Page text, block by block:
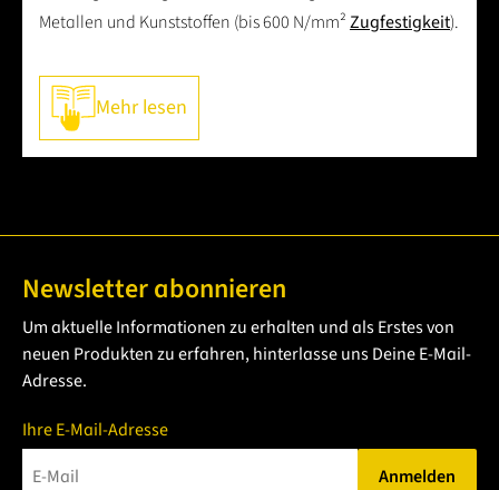
Metallen und Kunststoffen (bis 600 N/mm²Zugfestigkeit).
maximalen Gewindetiefe von 1 x D gefertigt werden.
Besonders nützlich sind sie für Montagearbeiten und
Kleinserien. Achten Sie darauf, daß Werkzeugachse und
Akku-Bohrmaschinen und Handbohrmaschinen
maximale Drehzahl von 1600 UpM.
Mehr lesen
Newsletter abonnieren
Um aktuelle Informationen zu erhalten und als Erstes von
neuen Produkten zu erfahren, hinterlasse uns Deine E-Mail-
Adresse.
Ihre E-Mail-Adresse
Anmelden